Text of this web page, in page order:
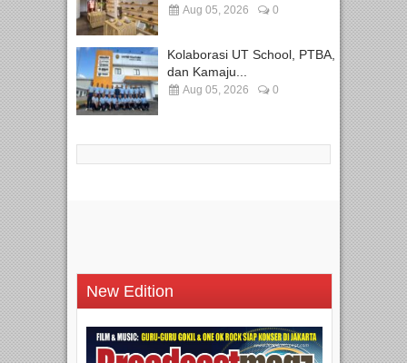
Aug 05, 2026 0
Kolaborasi UT School, PTBA,
dan Kamaju...
Aug 05, 2026 0
New Edition